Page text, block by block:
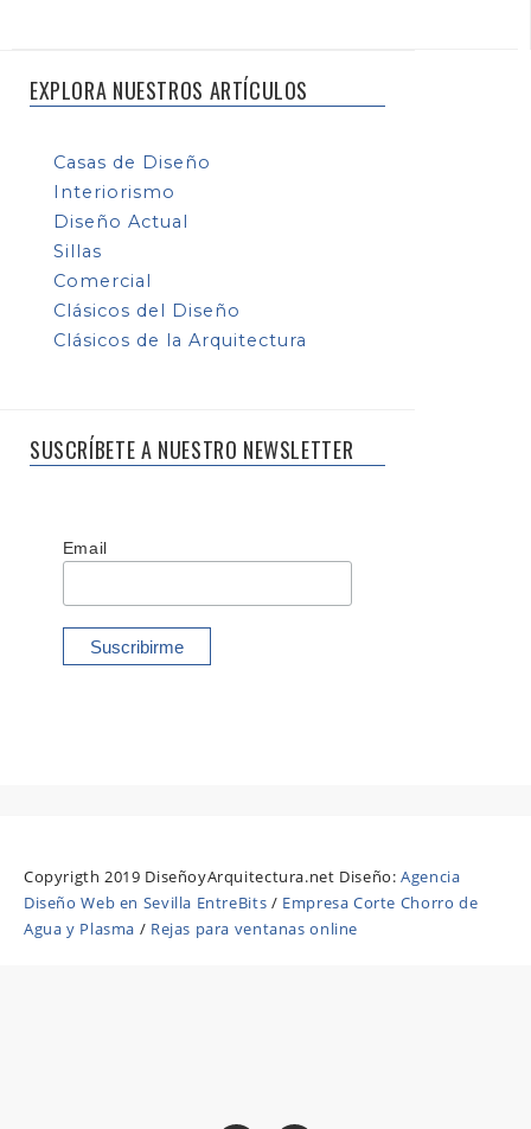
EXPLORA NUESTROS ARTÍCULOS
Casas de Diseño
Interiorismo
Diseño Actual
Sillas
Comercial
Clásicos del Diseño
Clásicos de la Arquitectura
SUSCRÍBETE A NUESTRO NEWSLETTER
Email
Copyrigth 2019 DiseñoyArquitectura.net Diseño:Agencia
Diseño Web en Sevilla EntreBits / Empresa Corte Chorro de
Agua y Plasma / Rejas para ventanas online